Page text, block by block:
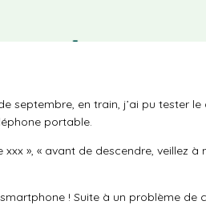
septembre, en train, j’ai pu tester
portable.
», « avant de descendre, veillez à
! Suite à un problème